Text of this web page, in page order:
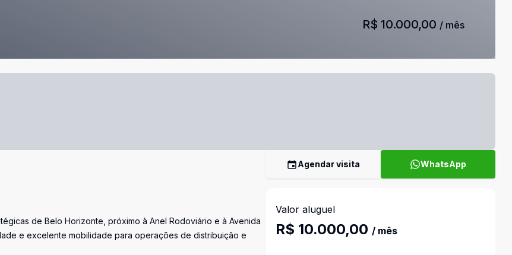
R$ 10.000,00 / mês
de Belo Horizonte, próximo à Anel Rodoviário e à Avenida
e excelente mobilidade para operações de distribuição e
Agendar visita WhatsApp
Valor aluguel
R$ 10.000,00 / mês